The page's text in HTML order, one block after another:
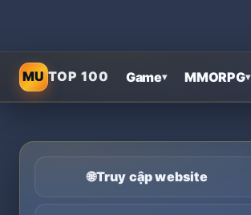
MUTOP 100 Game▾ MMORPG▾
🌐Truy cập website